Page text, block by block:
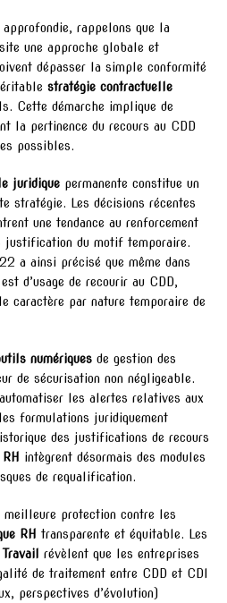
rappelons que la
une approche globale et
dépasser la simple conformité
stratégie contractuelle
Cette démarche implique de
la pertinence du recours au CDD
possibles.
juridique permanente constitue un
stratégie. Les décisions récentes
une tendance au renforcement
justification du motif temporaire.
a ainsi précisé que même dans
d’usage de recourir au CDD,
caractère par nature temporaire de
numériques de gestion des
de sécurisation non négligeable.
les alertes relatives aux
formulations juridiquement
des justifications de recours
intègrent désormais des modules
de requalification.
meilleure protection contre les
RH transparente et équitable. Les
révèlent que les entreprises
de traitement entre CDD et CDI
perspectives d’évolution)